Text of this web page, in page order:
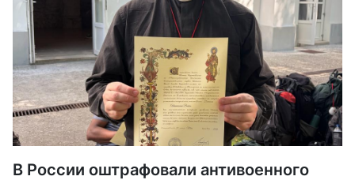
В России оштрафовали антивоенного